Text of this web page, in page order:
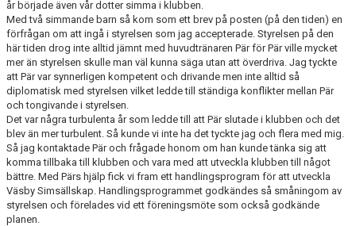
år började även vår dotter simma i klubben.
Med två simmande barn så kom som ett brev på posten (på den tiden) en
förfrågan om att ingå i styrelsen som jag accepterade. Styrelsen på den
här tiden drog inte alltid jämnt med huvudtränaren Pär för Pär ville mycket
mer än styrelsen skulle man väl kunna säga utan att överdriva. Jag tyckte
att Pär var synnerligen kompetent och drivande men inte alltid så
diplomatisk med styrelsen vilket ledde till ständiga konflikter mellan Pär
och tongivande i styrelsen.
Det var några turbulenta år som ledde till att Pär slutade i klubben och det
blev än mer turbulent. Så kunde vi inte ha det tyckte jag och flera med mig.
Så jag kontaktade Pär och frågade honom om han kunde tänka sig att
komma tillbaka till klubben och vara med att utveckla klubben till något
bättre. Med Pärs hjälp fick vi fram ett handlingsprogram för att utveckla
Väsby Simsällskap. Handlingsprogrammet godkändes så småningom av
styrelsen och förelades vid ett föreningsmöte som också godkände
planen.